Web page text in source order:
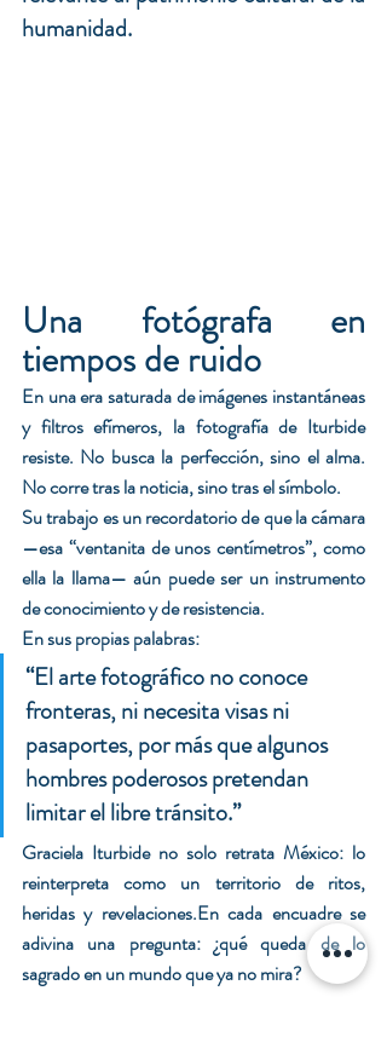
humanidad.
Una fotógrafa en
tiempos de ruido
En una era saturada de imágenes instantáneas
y filtros efímeros, la fotografía de Iturbide
resiste. No busca la perfección, sino el alma.
No corre tras la noticia, sino tras el símbolo.
Su trabajo es un recordatorio de que la cámara
—esa “ventanita de unos centímetros”, como
ella la llama— aún puede ser un instrumento
de conocimiento y de resistencia.
En sus propias palabras:
“El arte fotográfico no conoce
fronteras, ni necesita visas ni
pasaportes, por más que algunos
hombres poderosos pretendan
limitar el libre tránsito.”
Graciela Iturbide no solo retrata México: lo
reinterpreta como un territorio de ritos,
heridas y revelaciones.En cada encuadre se
adivina una pregunta: ¿qué queda de lo
sagrado en un mundo que ya no mira?